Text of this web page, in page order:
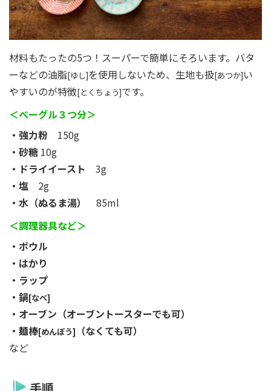
材料もたったの5つ！スーパーで簡単にそろいます。バタ
ーなどの油脂[ゆし]を使用しないため、生地も扱[あつか]い
やすいのが特徴[とくちょう]です。
＜ベーグル３つ分＞
・強力粉 150g
・砂糖 10g
・ドライイースト 3g
・塩 2g
・水（ぬるま湯）
85ml
＜調理器具など＞
・ボウル
・はかり
・ラップ
・鍋[なべ]
・オーブン（オーブントースターでも可）
・麺棒[めんぼう]
（なくても可）
など
手順